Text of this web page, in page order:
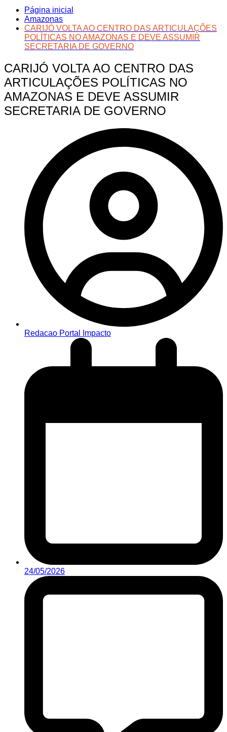
Página inicial
Amazonas
CARIJÓ VOLTA AO CENTRO DAS ARTICULAÇÕES
POLÍTICAS NO AMAZONAS E DEVE ASSUMIR
SECRETARIA DE GOVERNO
CARIJÓ VOLTA AO CENTRO DAS
ARTICULAÇÕES POLÍTICAS NO
AMAZONAS E DEVE ASSUMIR
SECRETARIA DE GOVERNO
Redacao Portal Impacto
24/05/2026